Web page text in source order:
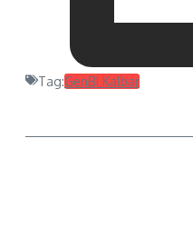
Tag:GenBI Kalbar